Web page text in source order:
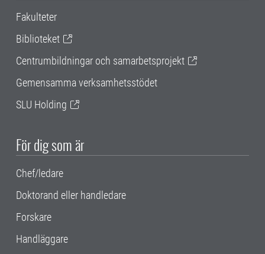
Fakulteter
Biblioteket
Centrumbildningar och samarbetsprojekt
Gemensamma verksamhetsstödet
SLU Holding
För dig som är
Chef/ledare
Doktorand eller handledare
Forskare
Handläggare